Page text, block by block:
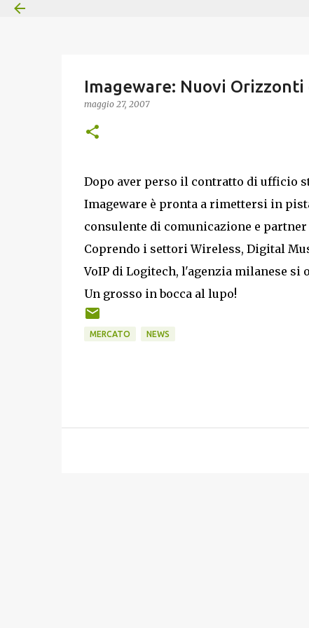
Imageware: Nuovi Orizzonti
maggio 27, 2007
Dopo aver perso il contratto di ufficio
Imageware è pronta a rimettersi in
consulente di comunicazione e
Coprendo i settori Wireless, Digital
VoIP di Logitech, l'agenzia milanese
Un grosso in bocca al lupo!
MERCATO NEWS